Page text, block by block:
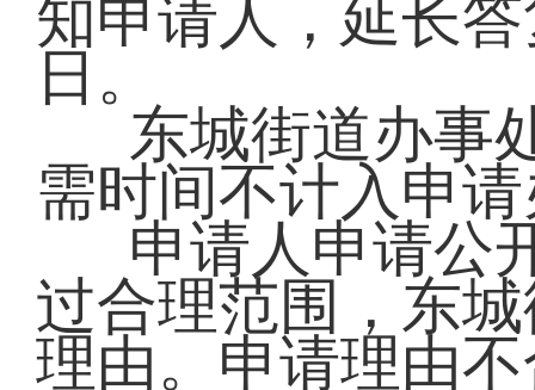
知申请人，延长
日。
东城街道办事
需时间不计入申
申请人申请公
过合理范围，东
理由。申请理由